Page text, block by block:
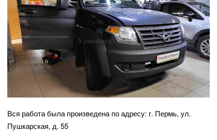
Вся работа была произведена по адресу: г. Пермь, ул.
Пушкарская, д. 55